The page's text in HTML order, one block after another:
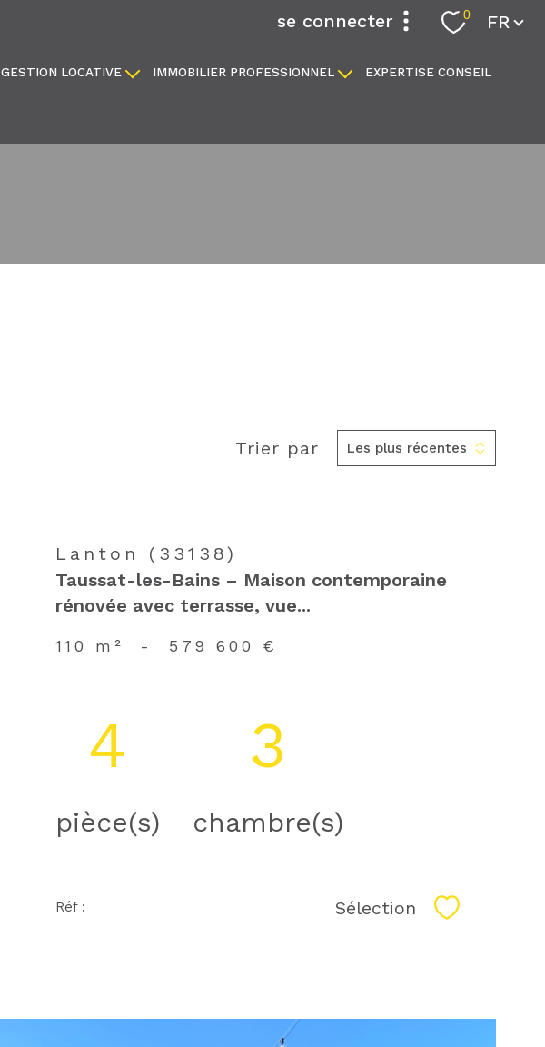
se connecter 0 Langue
FR
GESTION LOCATIVE IMMOBILIER PROFESSIONNEL EXPERTISE CONSEIL
Trier par Les plus récentes
Lanton (33138)
Taussat-les-Bains – Maison contemporaine
rénovée avec terrasse, vue...
110 m² - 579 600 €
4
pièce(s)
3
chambre(s)
Réf : Sélection